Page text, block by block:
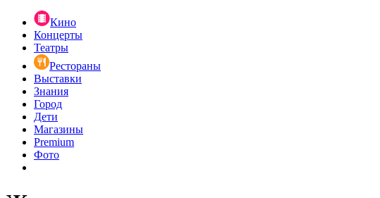
Кино
Концерты
Театры
Рестораны
Выставки
Знания
Город
Дети
Магазины
Premium
Фото